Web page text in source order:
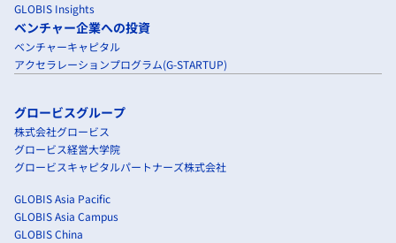
GLOBIS Insights
ベンチャー企業への投資
ベンチャーキャピタル
アクセラレーションプログラム(G-STARTUP)
グロービスグループ
株式会社グロービス
グロービス経営大学院
グロービスキャピタルパートナーズ株式会社
GLOBIS Asia Pacific
GLOBIS Asia Campus
GLOBIS China